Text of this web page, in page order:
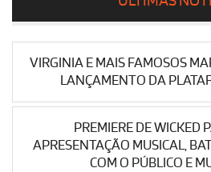
VIRGINIA E MAIS FAMOSOS
LANÇAMENTO DA
PREMIERE DE WICKED
APRESENTAÇÃO MUSICAL,
COM O PÚBLICO E